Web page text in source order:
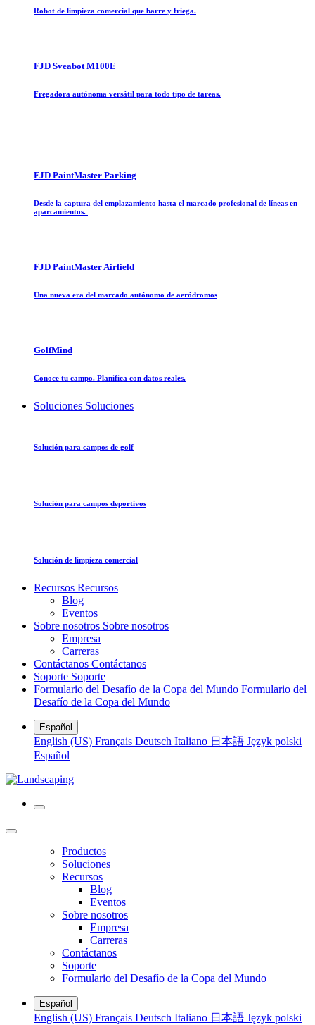
Robot de limpieza comercial que barre y friega.
FJD Sveabot M100E
Fregadora autónoma versátil para todo tipo de tareas.
FJD PaintMaster Parking
Desde la captura del emplazamiento hasta el marcado profesional de líneas en
aparcamientos.
FJD PaintMaster Airfield
Una nueva era del marcado autónomo de aeródromos
GolfMind
Conoce tu campo. Planifica con datos reales.
Soluciones Soluciones
Solución para campos de golf
Solución para campos deportivos
Solución de limpieza comercial
Recursos Recursos
Blog
Eventos
Sobre nosotros Sobre nosotros
Empresa
Carreras
Contáctanos Contáctanos
Soporte Soporte
Formulario del Desafío de la Copa del Mundo Formulario del
Desafío de la Copa del Mundo
Español
English (US) Français Deutsch Italiano 日本語 Język polski
Español
Productos
Soluciones
Recursos
Blog
Eventos
Sobre nosotros
Empresa
Carreras
Contáctanos
Soporte
Formulario del Desafío de la Copa del Mundo
Español
English (US) Français Deutsch Italiano 日本語 Język polski